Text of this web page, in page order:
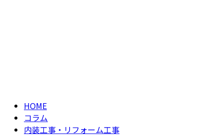
HOME
コラム
内装工事・リフォーム工事